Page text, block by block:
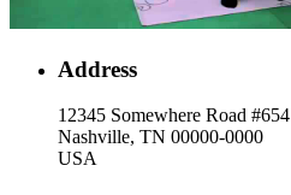
Address
12345 Somewhere Road #654
Nashville, TN 00000-0000
USA